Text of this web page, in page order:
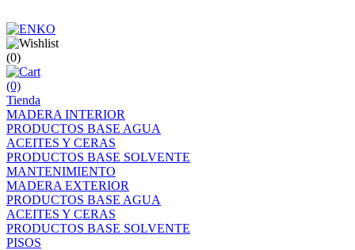
(0)
(0)
Tienda
MADERA INTERIOR
PRODUCTOS BASE AGUA
ACEITES Y CERAS
PRODUCTOS BASE SOLVENTE
MANTENIMIENTO
MADERA EXTERIOR
PRODUCTOS BASE AGUA
ACEITES Y CERAS
PRODUCTOS BASE SOLVENTE
PISOS